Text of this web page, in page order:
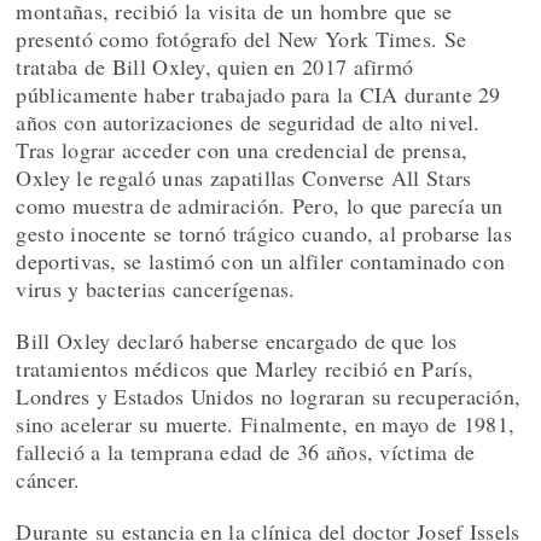
montañas, recibió la visita de un hombre que se
presentó como fotógrafo del New York Times. Se
trataba de Bill Oxley, quien en 2017 afirmó
públicamente haber trabajado para la CIA durante 29
años con autorizaciones de seguridad de alto nivel.
Tras lograr acceder con una credencial de prensa,
Oxley le regaló unas zapatillas Converse All Stars
como muestra de admiración. Pero, lo que parecía un
gesto inocente se tornó trágico cuando, al probarse las
deportivas, se lastimó con un alfiler contaminado con
virus y bacterias cancerígenas.
Bill Oxley declaró haberse encargado de que los
tratamientos médicos que Marley recibió en París,
Londres y Estados Unidos no lograran su recuperación,
sino acelerar su muerte. Finalmente, en mayo de 1981,
falleció a la temprana edad de 36 años, víctima de
cáncer.
Durante su estancia en la clínica del doctor Josef Issels